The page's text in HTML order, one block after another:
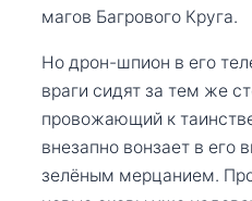
магов Багрового Круга.
Но дрон-шпион в его
враги сидят за тем же
провожающий к
внезапно вонзает в его
зелёным мерцанием.